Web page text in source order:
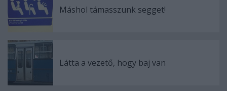
Máshol támasszunk segget!
Látta a vezető, hogy baj van